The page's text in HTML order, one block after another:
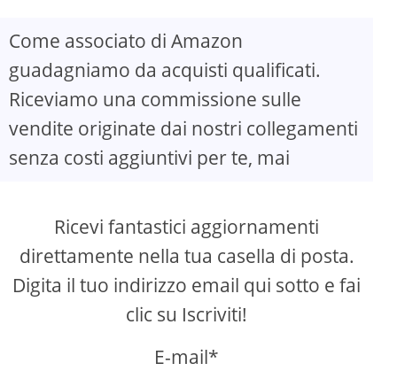
Come associato di Amazon
guadagniamo da acquisti qualificati.
Riceviamo una commissione sulle
vendite originate dai nostri collegamenti
senza costi aggiuntivi per te, mai
Ricevi fantastici aggiornamenti
direttamente nella tua casella di posta.
Digita il tuo indirizzo email qui sotto e fai
clic su Iscriviti!
E-mail*